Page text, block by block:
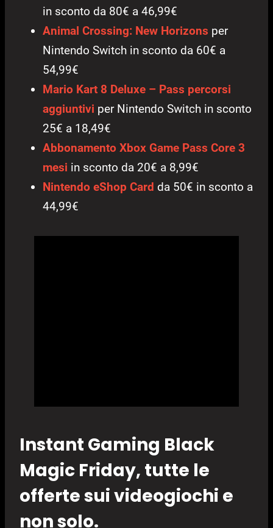
in sconto da 80€ a 46,99€
Animal Crossing: New Horizons per
Nintendo Switch in sconto da 60€ a
54,99€
Mario Kart 8 Deluxe – Pass percorsi
aggiuntivi per Nintendo Switch in sconto
25€ a 18,49€
Abbonamento Xbox Game Pass Core 3
mesi in sconto da 20€ a 8,99€
Nintendo eShop Card da 50€ in sconto a
44,99€
Instant Gaming Black
Magic Friday, tutte le
offerte sui videogiochi e
non solo.